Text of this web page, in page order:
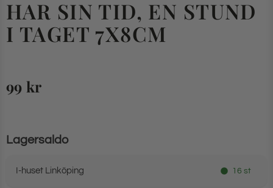
HAR SIN TID, EN STUND
I TAGET 7X8CM
99 kr
Lagersaldo
I-huset Linköping 16 st